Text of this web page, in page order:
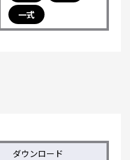
一式
ダウンロード